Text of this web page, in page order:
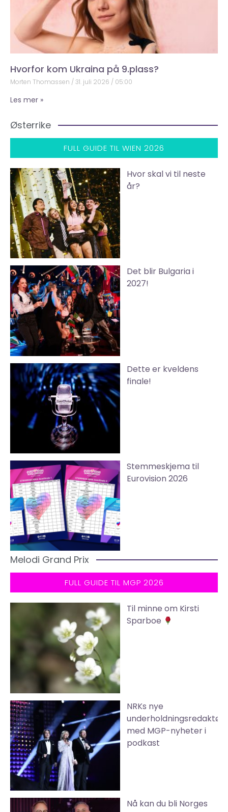
Hvorfor kom Ukraina på 9.plass?
Morten Thomassen 31. juli 2026 05:00
Les mer »
Østerrike
FULL GUIDE TIL WIEN 2026
Hvor skal vi til neste
år?
Det blir Bulgaria i
2027!
Dette er kveldens
finale!
Stemmeskjema til
Eurovision 2026
Melodi Grand Prix
FULL GUIDE TIL MGP 2026
Til minne om Kirsti
Sparboe
NRKs nye
underholdningsredaktør
med MGP-nyheter i
podkast
Nå kan du bli Norges